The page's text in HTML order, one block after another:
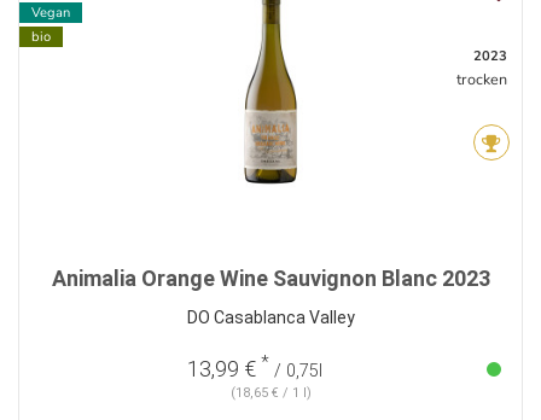
Vegan
bio
2023
trocken
Animalia Orange Wine Sauvignon Blanc 2023
DO Casablanca Valley
13,99 € * / 0,75l
(18,65 € / 1 l)